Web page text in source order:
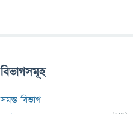
বিভাগসমূহ
সমস্ত বিভাগ